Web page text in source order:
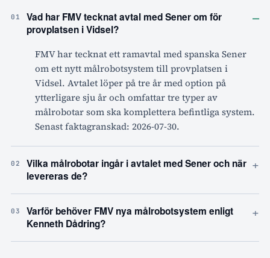
01
Vad har FMV tecknat avtal med Sener om för
provplatsen i Vidsel?
–
FMV har tecknat ett ramavtal med spanska Sener
om ett nytt målrobotsystem till provplatsen i
Vidsel. Avtalet löper på tre år med option på
ytterligare sju år och omfattar tre typer av
målrobotar som ska komplettera befintliga system.
Senast faktagranskad: 2026-07-30.
02
Vilka målrobotar ingår i avtalet med Sener och när
levereras de?
+
03
Varför behöver FMV nya målrobotsystem enligt
Kenneth Dådring?
+